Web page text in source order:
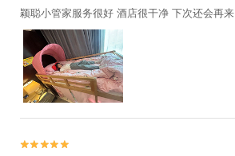
颖聪小管家服务很好 酒店很干净 下次还会再来

